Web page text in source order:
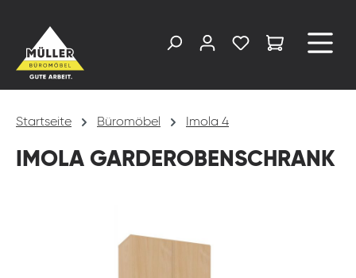
Startseite Büromöbel Imola 4
IMOLA GARDEROBENSCHRANK